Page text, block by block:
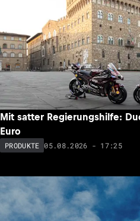
Mit satter Regierungshilfe:
Euro
PRODUKTE 05.08.2026 - 17:25